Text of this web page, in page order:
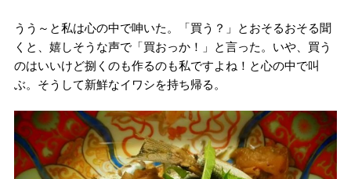
うう～と私は心の中で呻いた。「買う？」とおそるおそる聞
くと、嬉しそうな声で「買おっか！」と言った。いや、買う
のはいいけど捌くのも作るのも私ですよね！と心の中で叫
ぶ。そうして新鮮なイワシを持ち帰る。